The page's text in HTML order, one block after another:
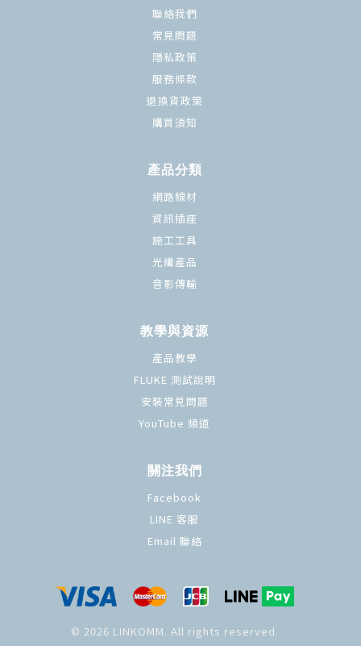
聯絡我們
常見問題
隱私政策
服務條款
退換貨政策
購買須知
產品分類
網路線材
資訊插座
施工工具
光纖產品
音影傳輸
教學與資源
產品教學
FLUKE 測試說明
安裝常見問題
YouTube 頻道
關注我們
Facebook
LINE 客服
Email 聯絡
© 2026 LINKOMM. All rights reserved.